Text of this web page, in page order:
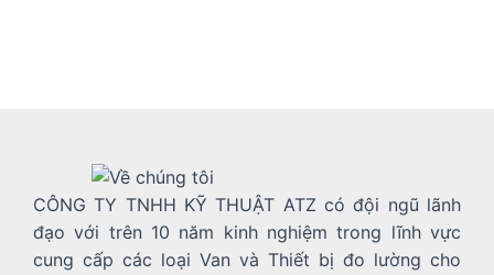
CÔNG TY TNHH KỸ THUẬT ATZ có đội ngũ lãnh
đạo với trên 10 năm kinh nghiệm trong lĩnh vực
cung cấp các loại Van và Thiết bị đo lường cho